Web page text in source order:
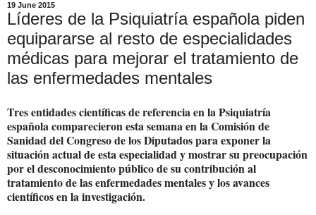
19 June 2015
Líderes de la Psiquiatría española piden
equipararse al resto de especialidades
médicas para mejorar el tratamiento de
las enfermedades mentales
Tres entidades científicas de referencia en la Psiquiatría
española comparecieron esta semana en la Comisión de
Sanidad del Congreso de los Diputados para exponer la
situación actual de esta especialidad y mostrar su preocupación
por el desconocimiento público de su contribución al
tratamiento de las enfermedades mentales y los avances
científicos en la investigación.